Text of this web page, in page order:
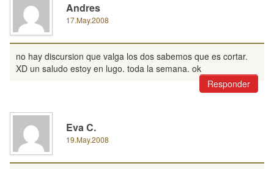
Andres
17.May.2008
no hay discursion que valga los dos sabemos que es cortar.
XD un saludo estoy en lugo. toda la semana. ok
Responder
Eva C.
19.May.2008